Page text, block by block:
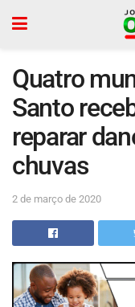
Quatro
Santo
reparar
chuvas
2 de março de 2020